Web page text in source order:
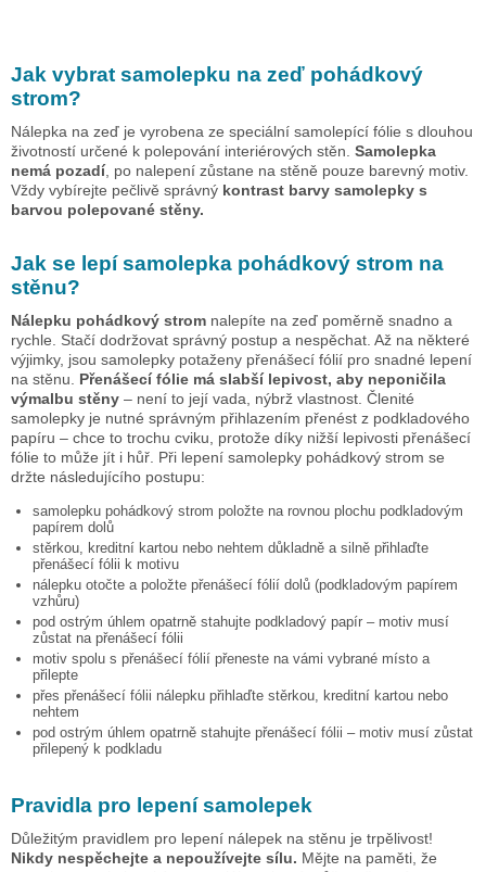
Jak vybrat samolepku na zeď pohádkový
strom?
Nálepka na zeď je vyrobena ze speciální samolepící fólie s dlouhou
životností určené k polepování interiérových stěn. Samolepka
nemá pozadí, po nalepení zůstane na stěně pouze barevný motiv.
Vždy vybírejte pečlivě správný kontrast barvy samolepky s
barvou polepované stěny.
Jak se lepí samolepka pohádkový strom na
stěnu?
Nálepku pohádkový strom nalepíte na zeď poměrně snadno a
rychle. Stačí dodržovat správný postup a nespěchat. Až na některé
výjimky, jsou samolepky potaženy přenášecí fólií pro snadné lepení
na stěnu. Přenášecí fólie má slabší lepivost, aby neponičila
výmalbu stěny – není to její vada, nýbrž vlastnost. Členité
samolepky je nutné správným přihlazením přenést z podkladového
papíru – chce to trochu cviku, protože díky nižší lepivosti přenášecí
fólie to může jít i hůř. Při lepení samolepky pohádkový strom se
držte následujícího postupu:
samolepku pohádkový strom položte na rovnou plochu podkladovým
papírem dolů
stěrkou, kreditní kartou nebo nehtem důkladně a silně přihlaďte
přenášecí fólii k motivu
nálepku otočte a položte přenášecí fólií dolů (podkladovým papírem
vzhůru)
pod ostrým úhlem opatrně stahujte podkladový papír – motiv musí
zůstat na přenášecí fólii
motiv spolu s přenášecí fólií přeneste na vámi vybrané místo a
přilepte
přes přenášecí fólii nálepku přihlaďte stěrkou, kreditní kartou nebo
nehtem
pod ostrým úhlem opatrně stahujte přenášecí fólii – motiv musí zůstat
přilepený k podkladu
Pravidla pro lepení samolepek
Důležitým pravidlem pro lepení nálepek na stěnu je trpělivost!
Nikdy nespěchejte a nepoužívejte sílu. Mějte na paměti, že